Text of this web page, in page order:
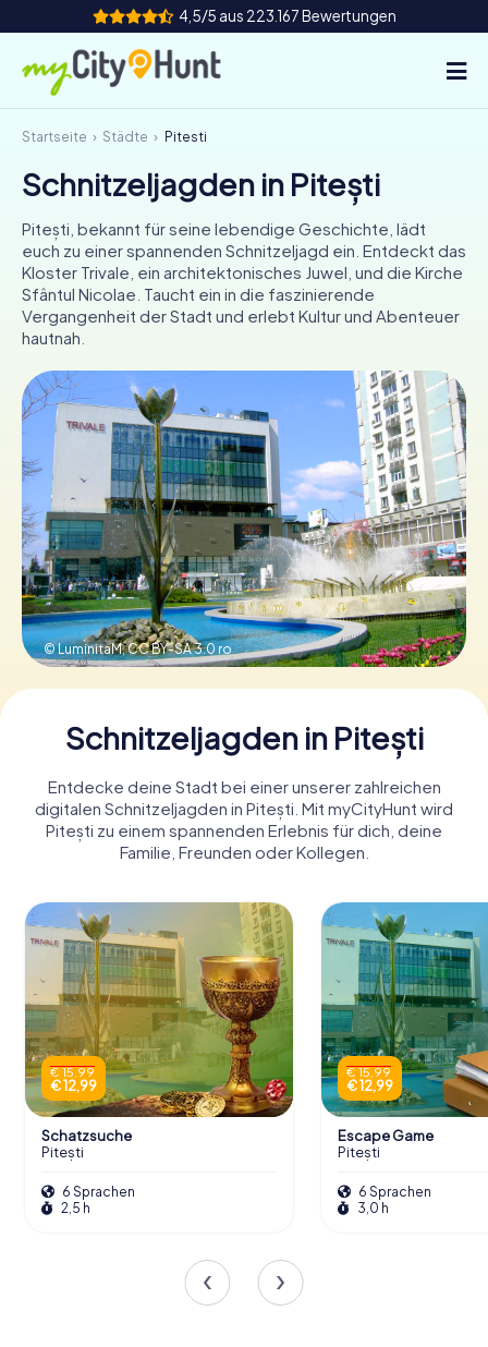
4,5/5 aus 223.167 Bewertungen
So funktioniert's
Städte
Touren
Teamevent
Tickets
INT AT
DE
ES
FR UK
IE
NL
Tickets buchen
Gutscheine bestellen
Startseite Städte Pitești
Schnitzeljagden in Pitești
Pitești, bekannt für seine lebendige Geschichte, lädt
euch zu einer spannenden Schnitzeljagd ein. Entdeckt das
Kloster Trivale, ein architektonisches Juwel, und die Kirche
Sfântul Nicolae. Taucht ein in die faszinierende
Vergangenheit der Stadt und erlebt Kultur und Abenteuer
hautnah.
© LuminitaM,CC BY-SA 3.0 ro
Schnitzeljagden in Pitești
Entdecke deine Stadt bei einer unserer zahlreichen
digitalen Schnitzeljagden in Pitești. Mit myCityHunt wird
Pitești zu einem spannenden Erlebnis für dich, deine
Familie, Freunden oder Kollegen.
€ 15,99
€ 12,99
Schatzsuche
Pitești
6 Sprachen
2,5 h
€ 15,99
€ 12,99
Escape Game
Pitești
6 Sprachen
3,0 h